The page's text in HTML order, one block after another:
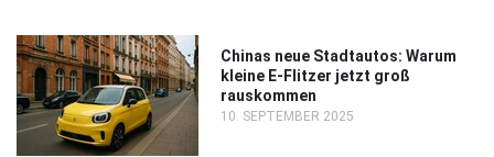
Chinas neue Stadtautos: Warum
kleine E-Flitzer jetzt groß
rauskommen
10. SEPTEMBER 2025